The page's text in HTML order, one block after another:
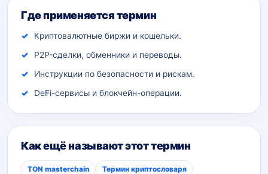
Где применяется термин
Криптовалютные биржи и кошельки.
P2P-сделки, обменники и переводы.
Инструкции по безопасности и рискам.
DeFi-сервисы и блокчейн-операции.
Как ещё называют этот термин
TON masterchain Термин криптословаря